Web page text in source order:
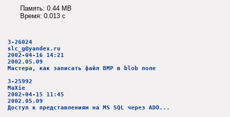
Память: 0.44 MB
Время: 0.013 c
3-26024
slc_g@yandex.ru
2002-04-16 14:21
2002.05.09
Мастера, как записать файл BMP в blob поле
3-25992
MaXie
2002-04-15 11:45
2002.05.09
Доступ к представлениям на MS SQL через ADO...